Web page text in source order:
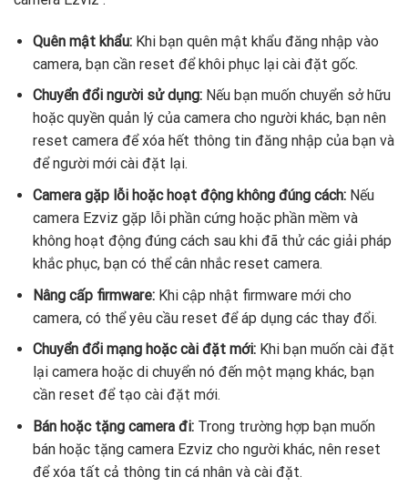
Quên mật khẩu:Khi bạn quên mật khẩu đăng nhập vào
camera, bạn cần reset để khôi phục lại cài đặt gốc.
Chuyển đổi người sử dụng:Nếu bạn muốn chuyển sở hữu
hoặc quyền quản lý của camera cho người khác, bạn nên
reset camera để xóa hết thông tin đăng nhập của bạn và
để người mới cài đặt lại.
Camera gặp lỗi hoặc hoạt động không đúng cách:Nếu
camera Ezviz gặp lỗi phần cứng hoặc phần mềm và
không hoạt động đúng cách sau khi đã thử các giải pháp
khắc phục, bạn có thể cân nhắc reset camera.
Nâng cấp firmware:Khi cập nhật firmware mới cho
camera, có thể yêu cầu reset để áp dụng các thay đổi.
Chuyển đổi mạng hoặc cài đặt mới:Khi bạn muốn cài đặt
lại camera hoặc di chuyển nó đến một mạng khác, bạn
cần reset để tạo cài đặt mới.
Bán hoặc tặng camera đi:Trong trường hợp bạn muốn
bán hoặc tặng camera Ezviz cho người khác, nên reset
để xóa tất cả thông tin cá nhân và cài đặt.